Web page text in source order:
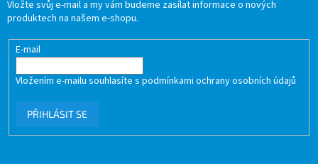
Vložte svůj e-mail a my vám budeme zasílat informace o nových
produktech na našem e-shopu.
E-mail
Vložením e-mailu souhlasíte s podmínkami ochrany osobních údajů
PŘIHLÁSIT SE